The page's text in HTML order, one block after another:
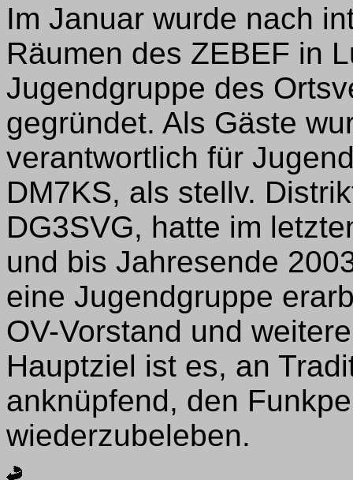
Im Januar wurde nach
Räumen des ZEBEF in
Jugendgruppe des
gegründet. Als Gäste
verantwortlich für
DM7KS, als stellv.
DG3SVG, hatte im
und bis Jahresende
eine Jugendgruppe
OV-Vorstand und
Hauptziel ist es, an
anknüpfend, den
wiederzubeleben.